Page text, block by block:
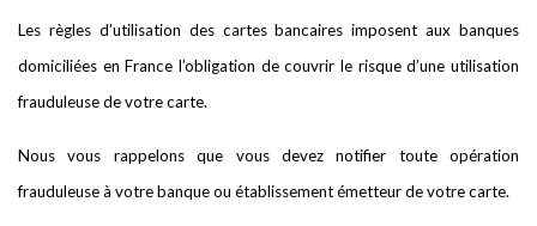
Les règles d’utilisation des cartes bancaires imposent aux banques
domiciliées en France l’obligation de couvrir le risque d’une utilisation
frauduleuse de votre carte.
Nous vous rappelons que vous devez notifier toute opération
frauduleuse à votre banque ou établissement émetteur de votre carte.